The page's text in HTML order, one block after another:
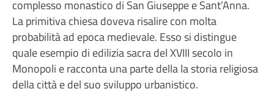
complesso monastico di San Giuseppe e Sant’Anna.
La primitiva chiesa doveva risalire con molta
probabilità ad epoca medievale. Esso si distingue
quale esempio di edilizia sacra del XVIII secolo in
Monopoli e racconta una parte della la storia religiosa
della città e del suo sviluppo urbanistico.